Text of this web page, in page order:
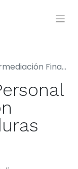
Honduras 2026